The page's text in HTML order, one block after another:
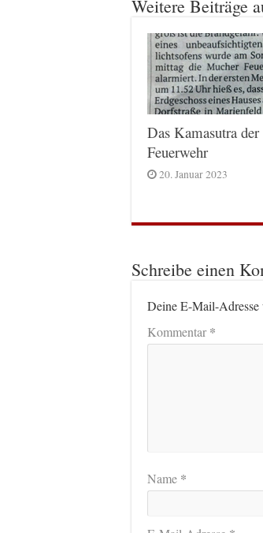
Weitere Beiträge
Das Kamasutra der
Feuerwehr
20. Januar 2023
Schreibe einen
Deine E-Mail-
Kommentar*
Name *